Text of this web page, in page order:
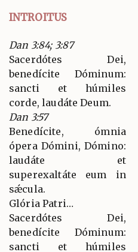
INTROITUS
Dan 3:84; 3:87
Sacerdótes Dei,
benedícite Dóminum:
sancti et húmiles
corde, laudáte Deum.
Dan 3:57
Benedícite, ómnia
ópera Dómini, Dómino:
laudáte et
superexaltáte eum in
sǽcula.
Glória Patri…
Sacerdótes Dei,
benedícite Dóminum:
sancti et húmiles